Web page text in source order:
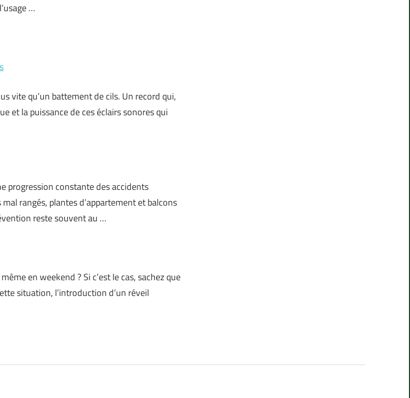
…
vite qu’un battement de cils. Un record qui,
et la puissance de ces éclairs sonores qui
progression constante des accidents
rangés, plantes d’appartement et balcons
reste souvent au …
en weekend ? Si c’est le cas, sachez que
situation, l’introduction d’un réveil